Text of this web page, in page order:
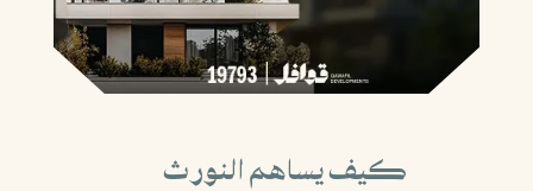
كيف يساهم النورث